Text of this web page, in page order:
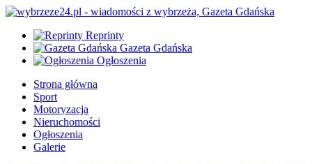
Reprinty
Gazeta Gdańska
Ogłoszenia
Strona główna
Sport
Motoryzacja
Nieruchomości
Ogłoszenia
Galerie